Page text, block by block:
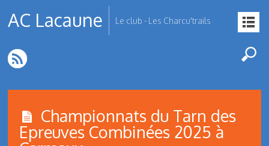
AC Lacaune Le club - Les Charcu'trails
Championnats du Tarn des
Epreuves Combinées 2025 à